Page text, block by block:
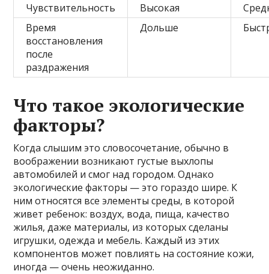
Чувствительность
Высокая
Время
восстановления
после
раздражения
Дольше
Что такое экологические
факторы?
Когда слышим это словосочетание, обычно в
воображении возникают густые выхлопы
автомобилей и смог над городом. Однако
экологические факторы — это гораздо шире. К
ним относятся все элементы среды, в которой
живет ребенок: воздух, вода, пища, качество
жилья, даже материалы, из которых сделаны
игрушки, одежда и мебель. Каждый из этих
компонентов может повлиять на состояние кожи,
иногда — очень неожиданно.